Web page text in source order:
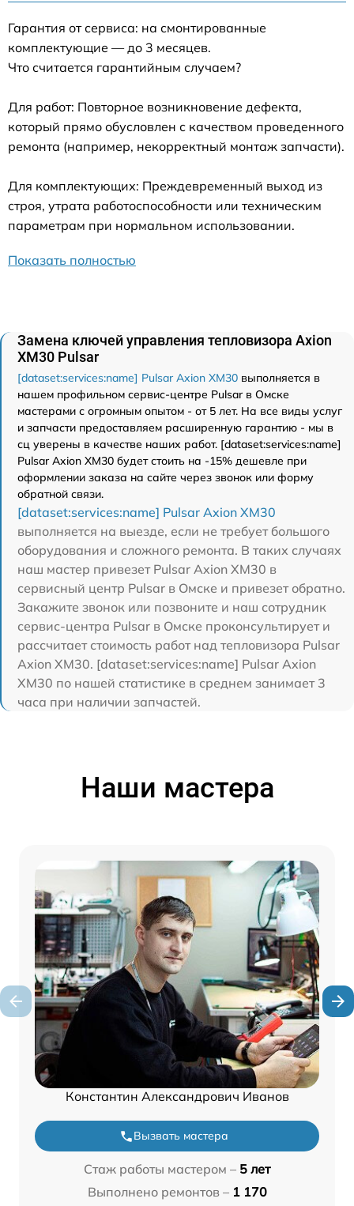
Гарантия от сервиса: на смонтированные
комплектующие — до 3 месяцев.
Что считается гарантийным случаем?
Для работ: Повторное возникновение дефекта,
который прямо обусловлен с качеством проведенного
ремонта (например, некорректный монтаж запчасти).
Для комплектующих: Преждевременный выход из
строя, утрата работоспособности или техническим
параметрам при нормальном использовании.
Показать полностью
Замена ключей управления тепловизора Axion
XM30 Pulsar
[dataset:services:name] Pulsar Axion XM30 выполняется в
нашем профильном сервис-центре Pulsar в Омске
мастерами с огромным опытом - от 5 лет. На все виды услуг
и запчасти предоставляем расширенную гарантию - мы в
сц уверены в качестве наших работ. [dataset:services:name]
Pulsar Axion XM30 будет стоить на -15% дешевле при
оформлении заказа на сайте через звонок или форму
обратной связи.
[dataset:services:name] Pulsar Axion XM30
выполняется на выезде, если не требует большого
оборудования и сложного ремонта. В таких случаях
наш мастер привезет Pulsar Axion XM30 в
сервисный центр Pulsar в Омске и привезет обратно.
Закажите звонок или позвоните и наш сотрудник
сервис-центра Pulsar в Омске проконсультирует и
рассчитает стоимость работ над тепловизора Pulsar
Axion XM30. [dataset:services:name] Pulsar Axion
XM30 по нашей статистике в среднем занимает 3
часа при наличии запчастей.
Наши мастера
Константин Александрович Иванов
Вызвать мастера
Стаж работы мастером – 5 лет
Выполнено ремонтов – 1 170